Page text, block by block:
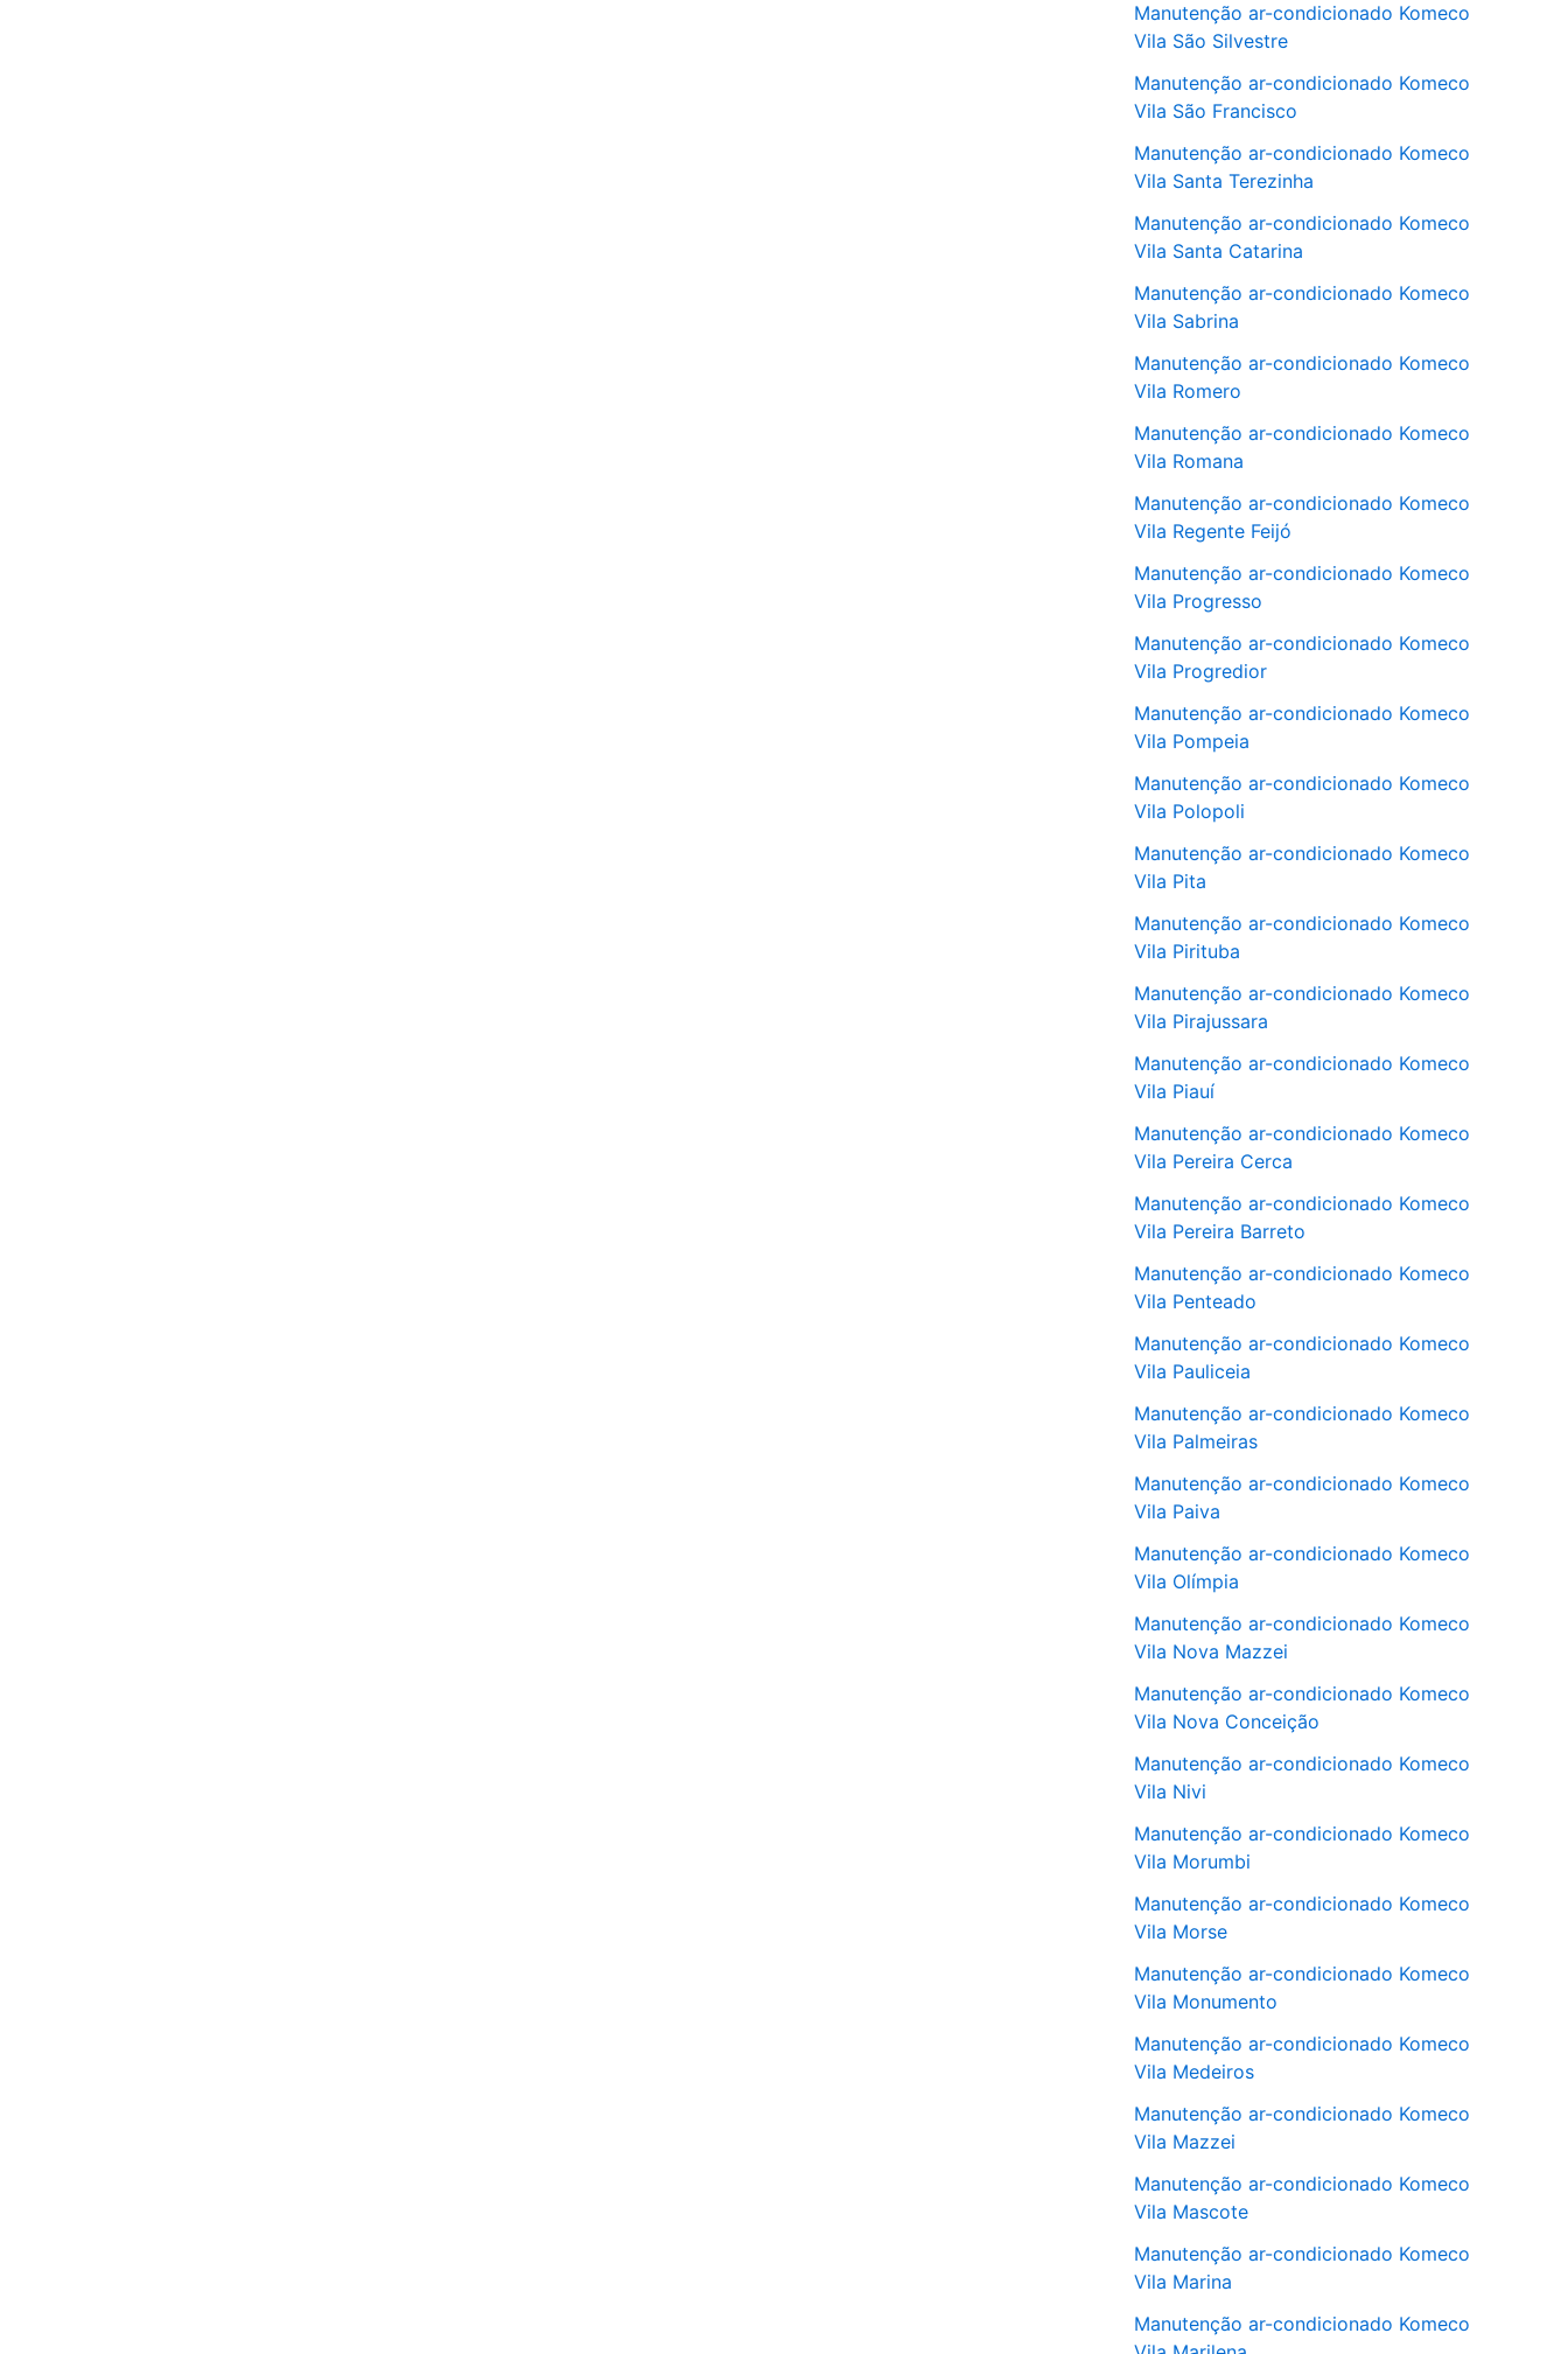
Manutenção ar-condicionado Komeco
Vila São Silvestre
Manutenção ar-condicionado Komeco
Vila São Francisco
Manutenção ar-condicionado Komeco
Vila Santa Terezinha
Manutenção ar-condicionado Komeco
Vila Santa Catarina
Manutenção ar-condicionado Komeco
Vila Sabrina
Manutenção ar-condicionado Komeco
Vila Romero
Manutenção ar-condicionado Komeco
Vila Romana
Manutenção ar-condicionado Komeco
Vila Regente Feijó
Manutenção ar-condicionado Komeco
Vila Progresso
Manutenção ar-condicionado Komeco
Vila Progredior
Manutenção ar-condicionado Komeco
Vila Pompeia
Manutenção ar-condicionado Komeco
Vila Polopoli
Manutenção ar-condicionado Komeco
Vila Pita
Manutenção ar-condicionado Komeco
Vila Pirituba
Manutenção ar-condicionado Komeco
Vila Pirajussara
Manutenção ar-condicionado Komeco
Vila Piauí
Manutenção ar-condicionado Komeco
Vila Pereira Cerca
Manutenção ar-condicionado Komeco
Vila Pereira Barreto
Manutenção ar-condicionado Komeco
Vila Penteado
Manutenção ar-condicionado Komeco
Vila Pauliceia
Manutenção ar-condicionado Komeco
Vila Palmeiras
Manutenção ar-condicionado Komeco
Vila Paiva
Manutenção ar-condicionado Komeco
Vila Olímpia
Manutenção ar-condicionado Komeco
Vila Nova Mazzei
Manutenção ar-condicionado Komeco
Vila Nova Conceição
Manutenção ar-condicionado Komeco
Vila Nivi
Manutenção ar-condicionado Komeco
Vila Morumbi
Manutenção ar-condicionado Komeco
Vila Morse
Manutenção ar-condicionado Komeco
Vila Monumento
Manutenção ar-condicionado Komeco
Vila Medeiros
Manutenção ar-condicionado Komeco
Vila Mazzei
Manutenção ar-condicionado Komeco
Vila Mascote
Manutenção ar-condicionado Komeco
Vila Marina
Manutenção ar-condicionado Komeco